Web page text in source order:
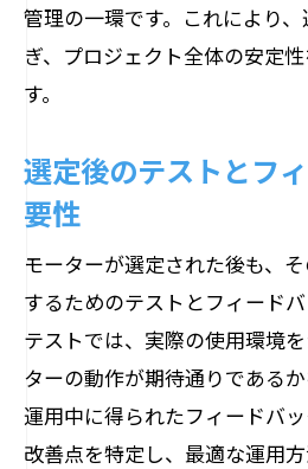
管理の一環です。これにより
ぎ、プロジェクト全体の安定
す。
選定後のテストとフ
要性
モーターが選定された後も、
するためのテストとフィードバ
テストでは、実際の使用環境
ターの動作が期待通りであるか
運用中に得られたフィードバ
改善点を特定し、最適な運用